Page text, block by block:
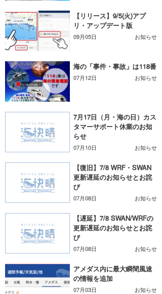
【リリース】9/5(火)アプ
リ・アップデート版
09月05日 お知らせ
海の「事件・事故」は118番
07月12日 お知らせ
7月17日（月・海の日）カス
タマーサポート休業のお知
らせ
07月10日 お知らせ
【復旧】7/8 WRF・SWAN
更新遅延のお知らせとお詫
び
07月08日 お知らせ
【遅延】7/8 SWAN/WRFの
更新遅延のお知らせとお詫
び
07月08日 お知らせ
アメダス内に最大瞬間風速
の情報を追加
07月03日 お知らせ
塚本予報士